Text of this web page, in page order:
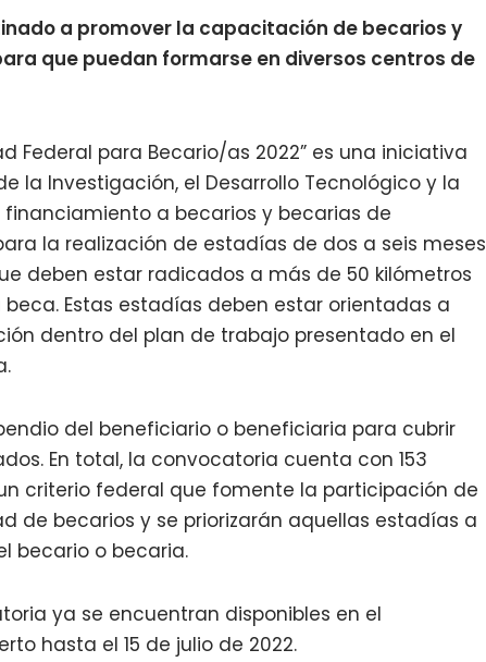
a promover la capacitación de becarios y
que puedan formarse en diversos centros de
Federal para Becario/as 2022” es una iniciativa
la Investigación, el Desarrollo Tecnológico y la
a becarios y becarias de
la realización de estadías de dos a seis meses
deben estar radicados a más de 50 kilómetros
Estas estadías deben estar orientadas a
dentro del plan de trabajo presentado en el
del beneficiario o beneficiaria para cubrir
En total, la convocatoria cuenta con 153
criterio federal que fomente la participación de
de becarios y se priorizarán aquellas estadías a
becario o becaria.
ya se encuentran disponibles en el
hasta el 15 de julio de 2022.